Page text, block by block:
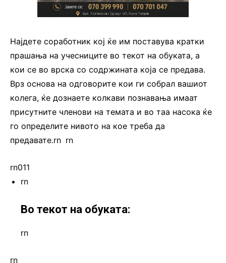
Најдете соработник кој ќе им поставува кратки
прашања на учесниците во текот на обуката, а
кои се во врска со содржината која се предава.
Врз основа на одговорите кои ги собрал вашиот
колега, ќе дознаете колкави познавања имаат
присутните членови на темата и во таа насока ќе
го определите нивото на кое треба да
предавате.rn rn
rn011
rn
Во текот на обуката:
rn
rn